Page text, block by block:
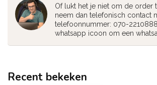
Of lukt het je niet om de order
neem dan telefonisch contact
telefoonnummer: 070-
whatsapp icoon om een
Recent bekeken